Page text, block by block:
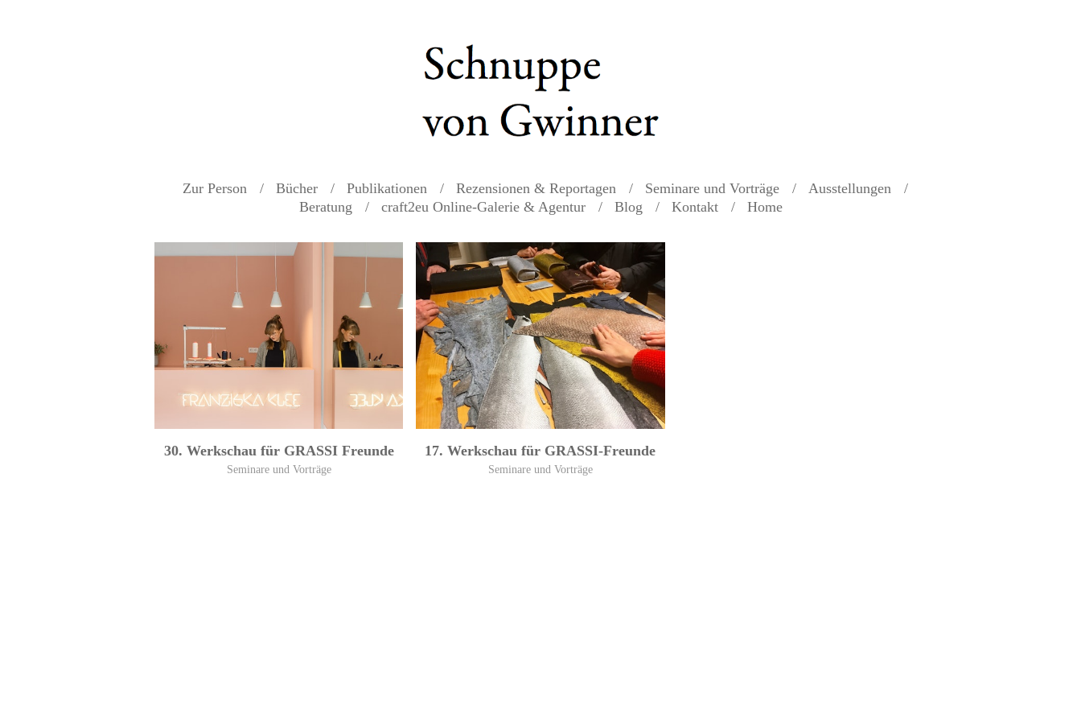
Zur Person Bücher Publikationen Rezensionen & Reportagen Seminare und Vorträge
Ausstellungen
Beratung
craft2eu Online-Galerie & Agentur Blog Kontakt Home
30. Werkschau für GRASSI Freunde
Seminare und Vorträge
17. Werkschau für GRASSI-Freunde
Seminare und Vorträge